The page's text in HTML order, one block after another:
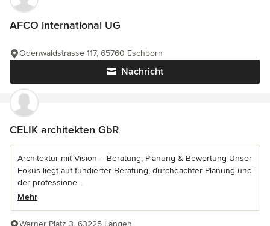
AFCO international UG
Nachricht
Odenwaldstrasse 117, 65760 Eschborn
CELIK architekten GbR
Architektur mit Vision – Beratung, Planung & Bewertung Unser
Fokus liegt auf fundierter Beratung, durchdachter Planung und
der professione...
Mehr
Werner Platz 3, 63225 Langen